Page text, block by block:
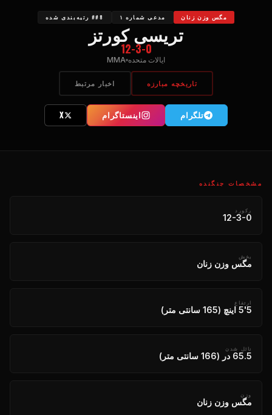
مگس وزن زنان مدعی شماره ۱ ##8 رتبه‌بندی شده
تریسی کورتز
12-3-0
ایالات متحده MMA
تاریخچه مبارزه اخبار مرتبط
تلگرام اینستاگرام X
مشخصات جنگنده
رکورد
12-3-0
بخش
مگس وزن زنان
ارتفاع
5'5 اینچ (165 سانتی متر)
نائل شدن
65.5 در (166 سانتی متر)
وزن
مگس وزن زنان